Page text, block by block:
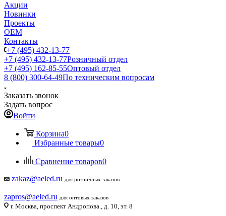
Акции
Новинки
Проекты
ОЕМ
Контакты
+7 (495) 432-13-77
+7 (495) 432-13-77Розничный отдел
+7 (495) 162-85-55Оптовый отдел
8 (800) 300-64-49По техническим вопросам
Заказать звонок
Задать вопрос
Войти
Корзина0
Избранные товары0
Сравнение товаров0
zakaz@aeled.ru для розничных заказов
zapros@aeled.ru для оптовых заказов
г. Москва, проспект Андропова., д. 10, эт. 8